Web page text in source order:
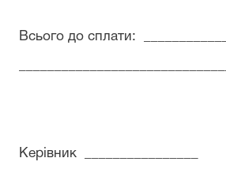
Всього до сплати:
Керівник